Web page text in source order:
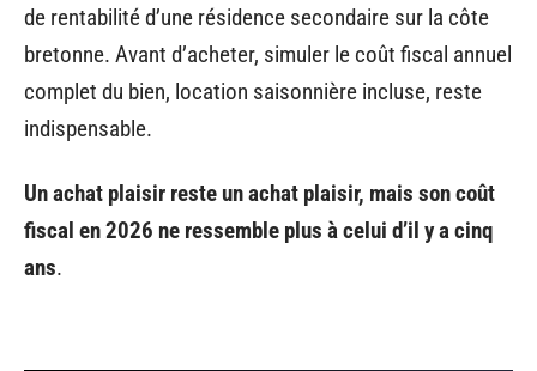
de rentabilité d’une résidence secondaire sur la côte
bretonne. Avant d’acheter, simuler le coût fiscal annuel
complet du bien, location saisonnière incluse, reste
indispensable.
Un achat plaisir reste un achat plaisir, mais son coût
fiscal en 2026 ne ressemble plus à celui d’il y a cinq
ans.